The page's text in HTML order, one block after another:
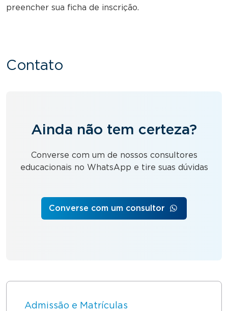
preencher sua ficha de inscrição.
Contato
Ainda não tem certeza?
Converse com um de nossos consultores
educacionais no WhatsApp e tire suas dúvidas
Converse com um consultor
Admissão e Matrículas